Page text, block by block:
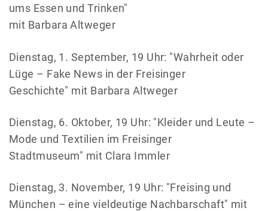
ums Essen und Trinken"
mit Barbara Altweger
Dienstag, 1. September, 19 Uhr: "Wahrheit oder
Lüge – Fake News in der Freisinger
Geschichte" mit Barbara Altweger
Dienstag, 6. Oktober, 19 Uhr: "Kleider und Leute –
Mode und Textilien im Freisinger
Stadtmuseum" mit Clara Immler
Dienstag, 3. November, 19 Uhr: "Freising und
München – eine vieldeutige Nachbarschaft" mit